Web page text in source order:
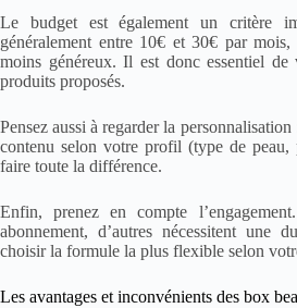
Le budget est également un critère
généralement entre 10€ et 30€ par
moins généreux. Il est donc essentiel
produits proposés.
Pensez aussi à regarder la
contenu selon votre profil (type de
faire toute la différence.
Enfin, prenez en compte
abonnement, d’autres nécessitent une
choisir la formule la plus flexible selon
Les avantages et inconvénients des box